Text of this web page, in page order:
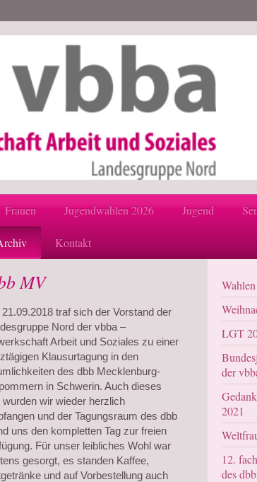
Frauen Jugendwahlen 2026 Jugend
Kontakt
MV
traf sich der Vorstand der
Nord der vbba –
Arbeit und Soziales zu einer
Klausurtagung in den
des dbb Mecklenburg-
in Schwerin. Auch dieses
wurden wir wieder herzlich
und der Tagungsraum des dbb
uns den kompletten Tag zur freien
Für unser leibliches Wohl war
gesorgt, es standen Kaffee,
und auf Vorbestellung auch
LGT
der
2021
12.
des dbb